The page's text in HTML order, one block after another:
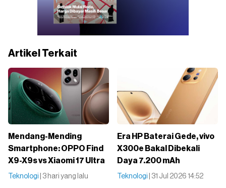
Artikel Terkait
Mendang-Mending
Smartphone: OPPO Find
X9-X9s vs Xiaomi 17 Ultra
Teknologi | 3 hari yang lalu
Era HP Baterai Gede, vivo
X300e Bakal Dibekali
Daya 7.200 mAh
Teknologi | 31 Jul 2026 14:52